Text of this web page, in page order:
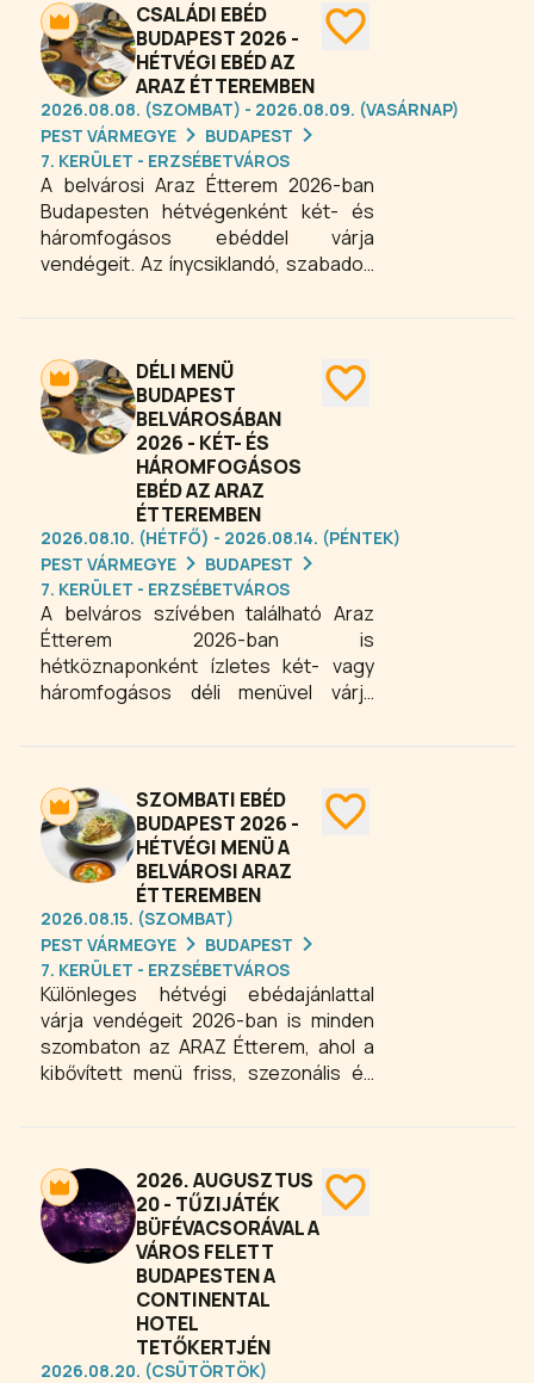
válogathatják össze az ízlésüknek
leginkább megfelelő aktuális
ebédjüket. Élvezze a friss, ízletes
fogásokat és változatos menüsort
Budapesten minden vasárnap az
ARAZ Étteremben – tökéletes
program családi vagy baráti
ebédekhez!
CSALÁDI EBÉD
BUDAPEST 2026 -
HÉTVÉGI EBÉD AZ
ARAZ ÉTTEREMBEN
2026.08.08. (SZOMBAT) - 2026.08.09. (VASÁRNAP)
PEST VÁRMEGYE
BUDAPEST
7. KERÜLET - ERZSÉBETVÁROS
A belvárosi Araz Étterem 2026-ban
Budapesten hétvégenként két- és
háromfogásos ebéddel várja
vendégeit. Az ínycsiklandó, szabadon
biztosít, hogy mindenki ízlésének
fogásokat. Tökéletes választás
családi ebédekhez vagy baráti
összejövetelekhez, ahol a változatos
és friss alapanyagokból készült
ételek garantálják az élménydús
gasztronómiai pillanatokat
Budapesten.
DÉLI MENÜ
BUDAPEST
BELVÁROSÁBAN
2026 - KÉT- ÉS
HÁROMFOGÁSOS
EBÉD AZ ARAZ
ÉTTEREMBEN
2026.08.10. (HÉTFŐ) - 2026.08.14. (PÉNTEK)
PEST VÁRMEGYE
BUDAPEST
7. KERÜLET - ERZSÉBETVÁROS
A belváros szívében található Araz
Étterem 2026-ban is
hétköznaponként ízletes két- vagy
háromfogásos déli menüvel várja
ebédmenü tökéletes választás
minőségi gasztronómiai élménnyel
szeretnék megszakítani a mozgalmas
hétköznapokat Budapesten. Élvezze
a friss alapanyagokból készült
változatos fogásokat egy hangulatos
belvárosi étteremben, és töltődjön fel
energiával a nap további részére.
SZOMBATI EBÉD
BUDAPEST 2026 -
HÉTVÉGI MENÜ A
BELVÁROSI ARAZ
ÉTTEREMBEN
2026.08.15. (SZOMBAT)
PEST VÁRMEGYE
BUDAPEST
7. KERÜLET - ERZSÉBETVÁROS
Különleges hétvégi ebédajánlattal
várja vendégeit 2026-ban is minden
szombaton az ARAZ Étterem, ahol a
kibővített menü friss, szezonális és
hétvégi gasztronómiai élményt. A
étterem ideális választás mindazok
számára, akik egy hangulatos
környezetben szeretnének minőségi
ebédet fogyasztani. A szombati
menüajánlat a gasztronómia
szerelmeseinek nyújt változatos és
különleges élményeket.
2026. AUGUSZTUS
20 - TŰZIJÁTÉK
BÜFÉVACSORÁVAL A
VÁROS FELETT
BUDAPESTEN A
CONTINENTAL
HOTEL
TETŐKERTJÉN
2026.08.20. (CSÜTÖRTÖK)